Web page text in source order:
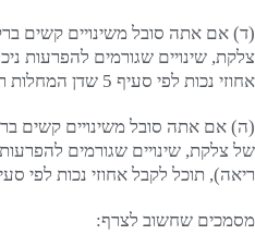
(ד) אם אתה סובל משינויים קשים
צלקת, שינויים שגורמים להפרעות
אחוזי נכות לפי סעיף 5 שדן המחלות ריאה וסמפונות שאינן שחפתיות.
(ה) אם אתה סובל משינויים קשים
של צלקת, שינויים שגורמים
ריאה), תוכל לקבל אחוזי נכות לפי סעיף 9 שדן במחלות לב ופעילות
מסמכים שחשוב לצרף: